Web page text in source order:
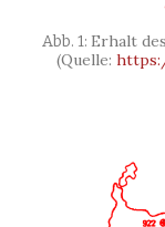
Erhalt
(Quelle: